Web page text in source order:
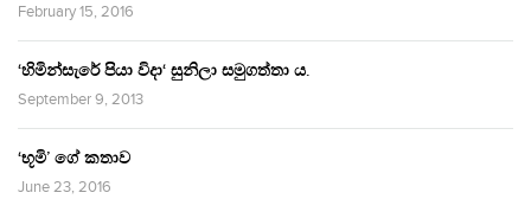
February 15, 2016
‘හිමින්සැරේ පියා විදා‘ සුනිලා සමුගත්තා ය.
September 9, 2013
‘භූමි’ ගේ කතාව
June 23, 2016